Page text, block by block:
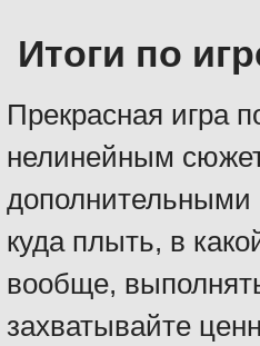
Итоги по
Прекрасная игра
нелинейным
дополнительными
куда плыть, в
вообще,
захватывайте